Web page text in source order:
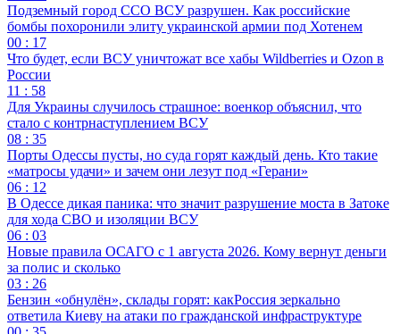
Подземный город ССО ВСУ разрушен. Как российские
бомбы похоронили элиту украинской армии под Хотенем
00 : 17
Что будет, если ВСУ уничтожат все хабы Wildberries и Ozon в
России
11 : 58
Для Украины случилось страшное: военкор объяснил, что
стало с контрнаступлением ВСУ
08 : 35
Порты Одессы пусты, но суда горят каждый день. Кто такие
«матросы удачи» и зачем они лезут под «Герани»
06 : 12
В Одессе дикая паника: что значит разрушение моста в Затоке
для хода СВО и изоляции ВСУ
06 : 03
Новые правила ОСАГО с 1 августа 2026. Кому вернут деньги
за полис и сколько
03 : 26
Бензин «обнулён», склады горят: какРоссия зеркально
ответила Киеву на атаки по гражданской инфраструктуре